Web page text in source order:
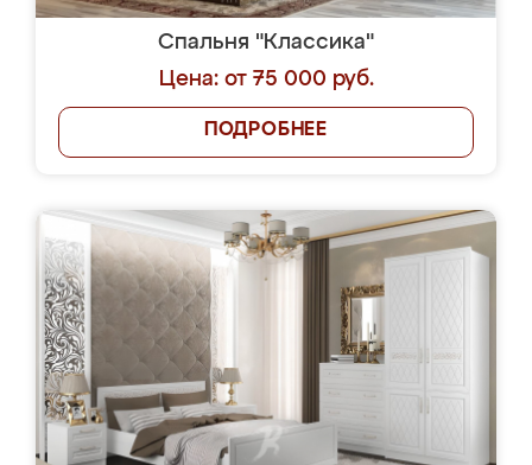
Спальня "Классика"
Цена: от 75 000 руб.
ПОДРОБНЕЕ